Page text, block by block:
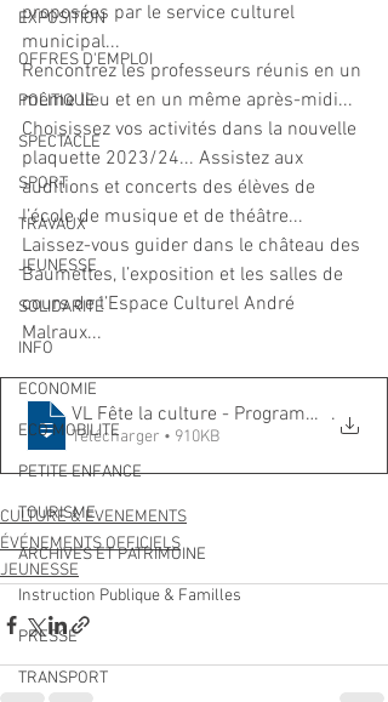
EXPOSITION
OFFRES D'EMPLOI
POLITIQUE
SPECTACLE
SPORT
TRAVAUX
JEUNESSE
SOLIDARITÉ
INFO
ECONOMIE
ECO MOBILITE
PETITE ENFANCE
TOURISME
ARCHIVES ET PATRIMOINE
Instruction Publique & Familles
PRESSE
TRANSPORT
proposées par le service culturel
municipal...
Rencontrez les professeurs réunis en un
même lieu et en un même après-midi...
Choisissez vos activités dans la nouvelle
plaquette 2023/24... Assistez aux
auditions et concerts des élèves de
l’école de musique et de théâtre...
Laissez-vous guider dans le château des
Baumettes, l’exposition et les salles de
cours de l’Espace Culturel André
Malraux...
VL Fête la culture - Programmation
.
Télécharger • 910KB
CULTURE & EVENEMENTS
ÉVÉNEMENTS OFFICIELS
JEUNESSE